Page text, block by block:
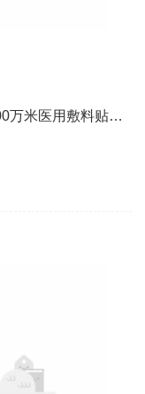
万米医用敷料贴项